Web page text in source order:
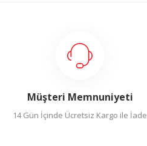
Müşteri Memnuniyeti
14 Gün İçinde Ücretsiz Kargo ile İade